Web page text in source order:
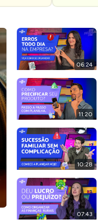
06:24
11:20
10:28
07:43